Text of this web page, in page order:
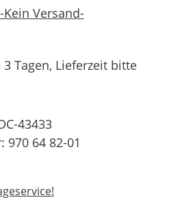
Versand-
Tagen, Lieferzeit bitte
43433
970 64 82-01